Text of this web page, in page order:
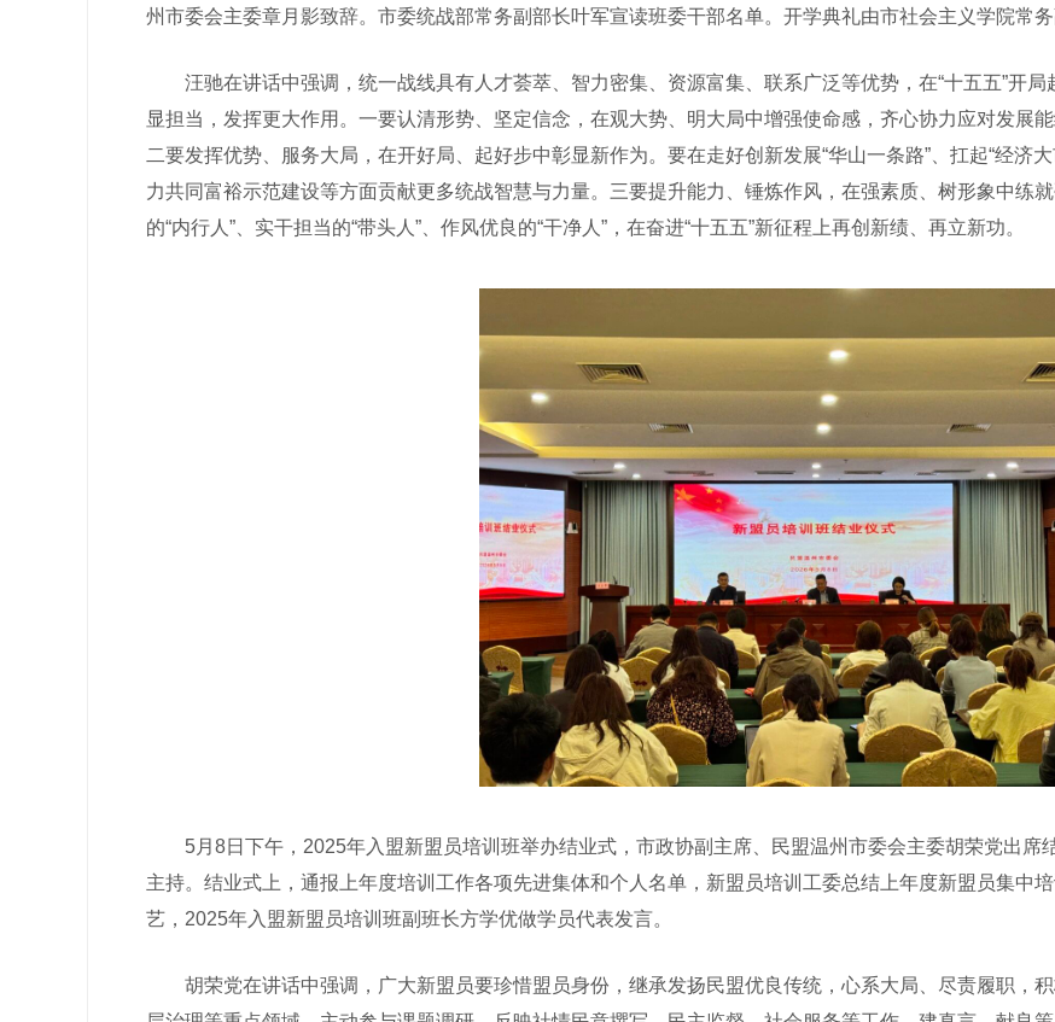
州市委会主委章月影致辞。市委统战部常务副部长叶军宣读班委干部名单。开学典礼由市社会主义学院常务
汪驰在讲话中强调，统一战线具有人才荟萃、智力密集、资源富集、联系广泛等优势，在“十五五”开局
显担当，发挥更大作用。一要认清形势、坚定信念，在观大势、明大局中增强使命感，齐心协力应对发展能
二要发挥优势、服务大局，在开好局、起好步中彰显新作为。要在走好创新发展“华山一条路”、扛起“经济
力共同富裕示范建设等方面贡献更多统战智慧与力量。三要提升能力、锤炼作风，在强素质、树形象中练
的“内行人”、实干担当的“带头人”、作风优良的“干净人”，在奋进“十五五”新征程上再创新绩、再立新功。
5月8日下午，2025年入盟新盟员培训班举办结业式，市政协副主席、民盟温州市委会主委胡荣党出席
主持。结业式上，通报上年度培训工作各项先进集体和个人名单，新盟员培训工委总结上年度新盟员集中
艺，2025年入盟新盟员培训班副班长方学优做学员代表发言。
胡荣党在讲话中强调，广大新盟员要珍惜盟员身份，继承发扬民盟优良传统，心系大局、尽责履职，